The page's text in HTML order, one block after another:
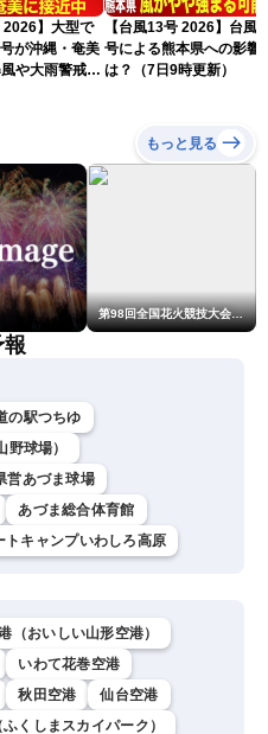
2026】大型で
が沖縄・奄美
や大雨警戒
【台風13号 2026】台風
号による熊本県への影響
は？（7日9時更新）
もっと見る
第98回全国花火競技大会「大曲の花火」
の駅つちゆ
球場）
営あづま球場
あづま総合体育館
トキャンプいわしろ高原
（おいしい山形空港）
いわて花巻空港
秋田空港
仙台空港
くしまスカイパーク）